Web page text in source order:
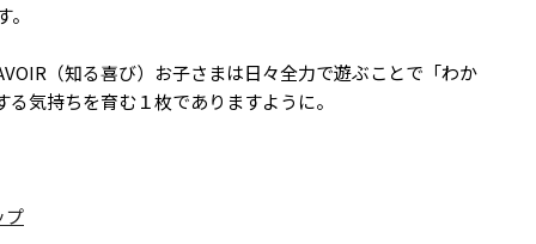
（知る喜び）お子さまは日々全力で遊ぶことで「わか
気持ちを育む１枚でありますように。
プ